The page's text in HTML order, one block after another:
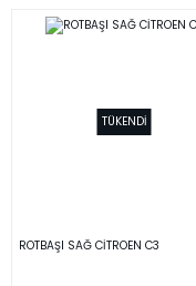
TÜKENDİ
ROTBAŞI SAĞ CİTROEN C3